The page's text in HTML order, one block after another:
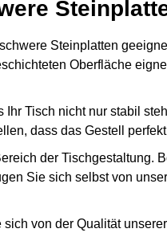
Steinplatten
Oberfläche
Tisch nicht nur stabil
dass das Gestell
der Tischgestaltung.
Sie sich selbst von
von der Qualität